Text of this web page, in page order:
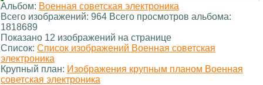
Альбом: Военная советская электроника
Всего изображений: 964 Всего просмотров альбома:
1818689
Показано 12 изображений на странице
Список: Список изображений Военная советская
электроника
Крупный план: Изображения крупным планом Военная
советская электроника